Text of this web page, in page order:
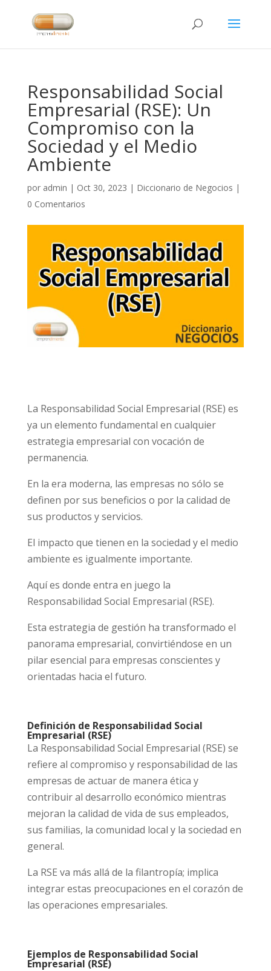
Responsabilidad Social
Empresarial (RSE): Un
Compromiso con la
Sociedad y el Medio
Ambiente
por admin | Oct 30, 2023 | Diccionario de Negocios |
0 Comentarios
La Responsabilidad Social Empresarial (RSE) es
ya un elemento fundamental en cualquier
estrategia empresarial con vocación de
permanencia.
En la era moderna, las empresas no sólo se
definen por sus beneficios o por la calidad de
sus productos y servicios.
El impacto que tienen en la sociedad y el medio
ambiente es igualmente importante.
Aquí es donde entra en juego la
Responsabilidad Social Empresarial (RSE).
Esta estrategia de gestión ha transformado el
panorama empresarial, convirtiéndose en un
pilar esencial para empresas conscientes y
orientadas hacia el futuro.
Definición de Responsabilidad Social
Empresarial (RSE)
La Responsabilidad Social Empresarial (RSE) se
refiere al compromiso y responsabilidad de las
empresas de actuar de manera ética y
contribuir al desarrollo económico mientras
mejoran la calidad de vida de sus empleados,
sus familias, la comunidad local y la sociedad en
general.
La RSE va más allá de la filantropía; implica
integrar estas preocupaciones en el corazón de
las operaciones empresariales.
Ejemplos de Responsabilidad Social
Empresarial (RSE)